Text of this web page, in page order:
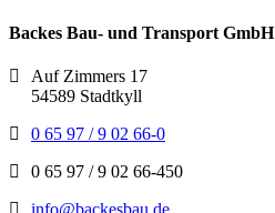
Backes Bau- und Transport GmbH
Auf Zimmers 17
54589 Stadtkyll
0 65 97 / 9 02 66-0
0 65 97 / 9 02 66-450
info@backesbau.de